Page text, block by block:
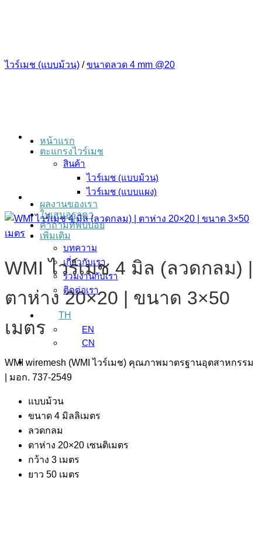
หน้าแรก
ตะแกรงไวร์เมช
สินค้า
ไวร์เมช (แบบม้วน)
ไวร์เมช (แบบแผง)
ผลงานของเรา
ใบเสนอราคา
คำถามที่พบบ่อย
เพิ่มเติม
บทความ
เกี่ยวกับเรา
ร่วมงานกับเรา
ติดต่อเรา
TH
EN
CN
ไวร์เมช (แบบม้วน) / ขนาดลวด 4 mm @20
WMI ไวร์เมช 4 มิล (ลวดกลม) |
ตาห่าง 20×20 | ขนาด 3×50
เมตร
WMI wiremesh (WMI ไวร์เมช) คุณภาพมาตรฐานอุตสาหกรรม
| มอก. 737-2549
แบบม้วน
ขนาด 4 มิลลิเมตร
ลวดกลม
ตาห่าง 20×20 เซนติเมตร
กว้าง 3 เมตร
ยาว 50 เมตร